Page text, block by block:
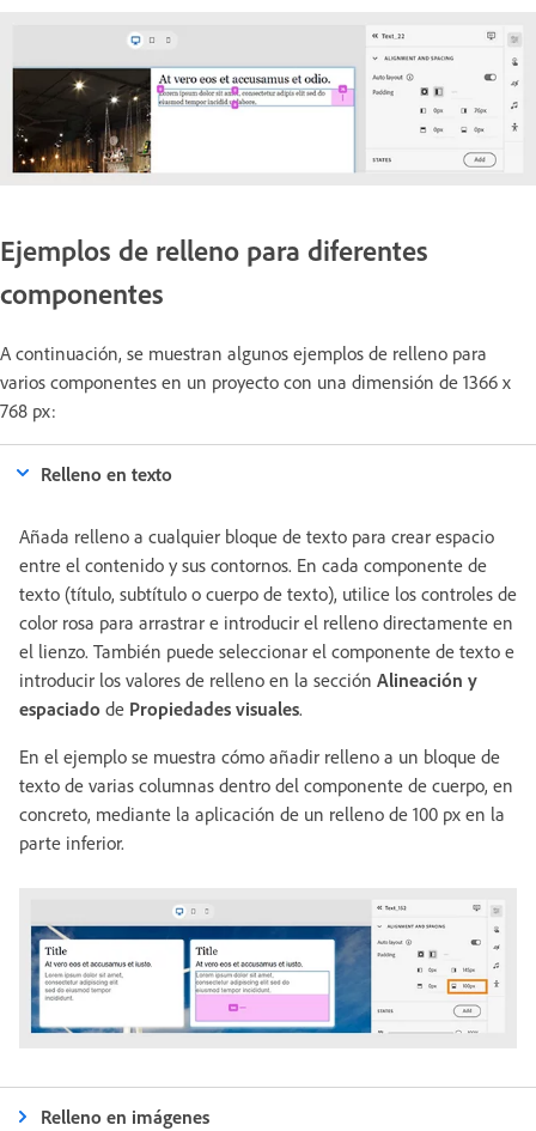
Ejemplos de relleno para diferentes
componentes
A continuación, se muestran algunos ejemplos de relleno para
varios componentes en un proyecto con una dimensión de 1366 x
768 px:
Relleno en texto
Añada relleno a cualquier bloque de texto para crear espacio
entre el contenido y sus contornos. En cada componente de
texto (título, subtítulo o cuerpo de texto), utilice los controles de
color rosa para arrastrar e introducir el relleno directamente en
el lienzo. También puede seleccionar el componente de texto e
introducir los valores de relleno en la sección Alineación y
espaciado de Propiedades visuales.
En el ejemplo se muestra cómo añadir relleno a un bloque de
texto de varias columnas dentro del componente de cuerpo, en
concreto, mediante la aplicación de un relleno de 100 px en la
parte inferior.
Relleno en imágenes